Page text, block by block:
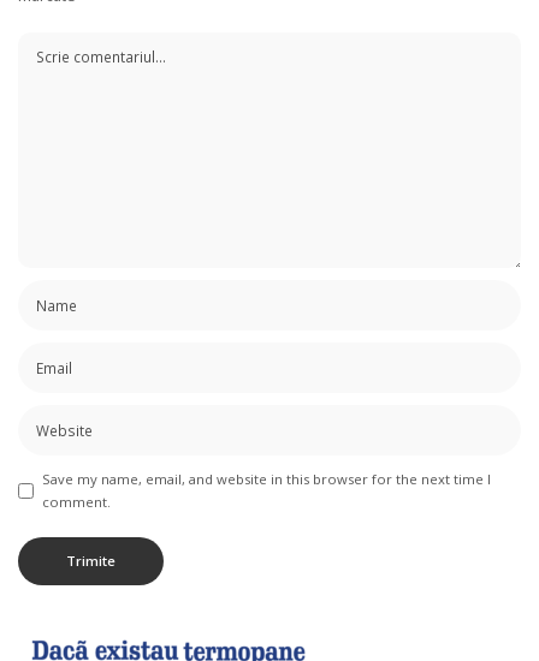
Save my name, email, and website in this browser for the next time I
comment.